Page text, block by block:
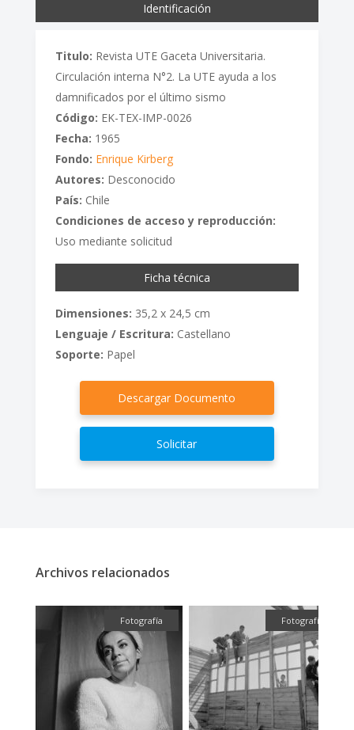
Identificación
Titulo: Revista UTE Gaceta Universitaria.
Circulación interna N°2. La UTE ayuda a los
damnificados por el último sismo
Código: EK-TEX-IMP-0026
Fecha: 1965
Fondo: Enrique Kirberg
Autores: Desconocido
País: Chile
Condiciones de acceso y reproducción:
Uso mediante solicitud
Ficha técnica
Dimensiones: 35,2 x 24,5 cm
Lenguaje / Escritura: Castellano
Soporte: Papel
Descargar Documento
Solicitar
Archivos relacionados
Fotografía Fotografía